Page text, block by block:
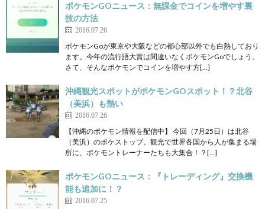
ポケモンGOニュース：無課金でコインを増やす裏
技の方法
2016.07.26
ポケモンGoが東京や大阪などの都心部以外でも白熱しており
ます。今年の流行語大賞は間違いなくポケモンGoでしょう。
さて、そんなポケモンでコインを増やす方[…]
沖縄観光スポットがポケモンGOスポット！？北谷
（美浜）も熱い
2016.07.26
【沖縄のポケモン情報を配信中】 今回（7月25日）は北谷
（美浜）のポケストップ。観光で世界各国から人が集まる場
所に、ポケモントレーナーたちも大集合！？[…]
ポケモンGOニュース：『トレーディング』交換機
能も追加に！？
2016.07.25